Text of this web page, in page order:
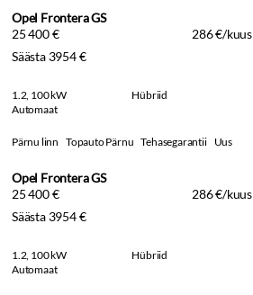
Opel Frontera GS
25 400 €
286 €/kuus
Säästa 3954 €
1.2, 100 kW
Hübriid
Automaat
Pärnu linn Topauto Pärnu Tehasegarantii Uus
Opel Frontera GS
25 400 €
286 €/kuus
Säästa 3954 €
1.2, 100 kW
Hübriid
Automaat